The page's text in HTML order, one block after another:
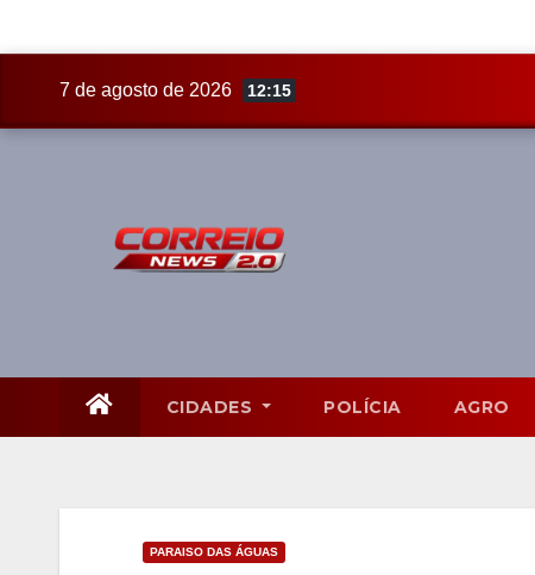
7 de agosto de 2026 12:15
CIDADES POLÍCIA AGRO
PARAISO DAS ÁGUAS